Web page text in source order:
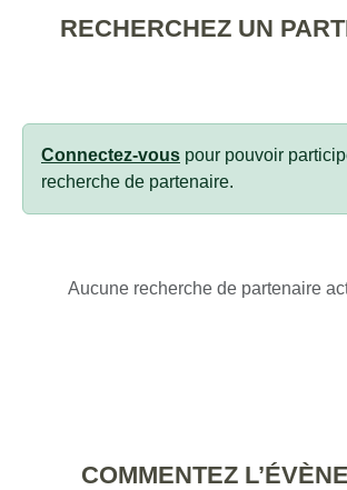
RECHERCHEZ UN
Connectez-vous pour pouvoir
recherche de partenaire.
Aucune recherche de partenaire
COMMENTEZ